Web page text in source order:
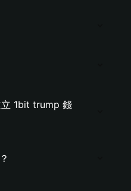
1bit trump 錢